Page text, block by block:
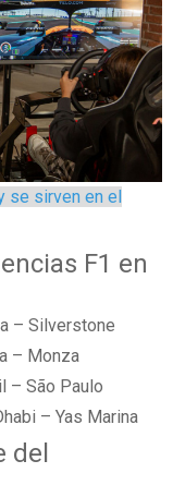
se sirven en el
F1 en
– Silverstone
– Monza
– São Paulo
– Yas Marina
del